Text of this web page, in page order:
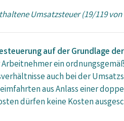
Umsatzsteuer (19/119 von
auf der Grundlage
Arbeitnehmer ein
auch bei der
aus Anlass einer
dürfen keine Kosten